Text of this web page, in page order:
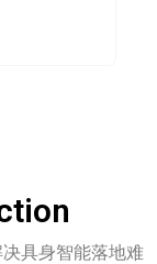
具身智能落地难